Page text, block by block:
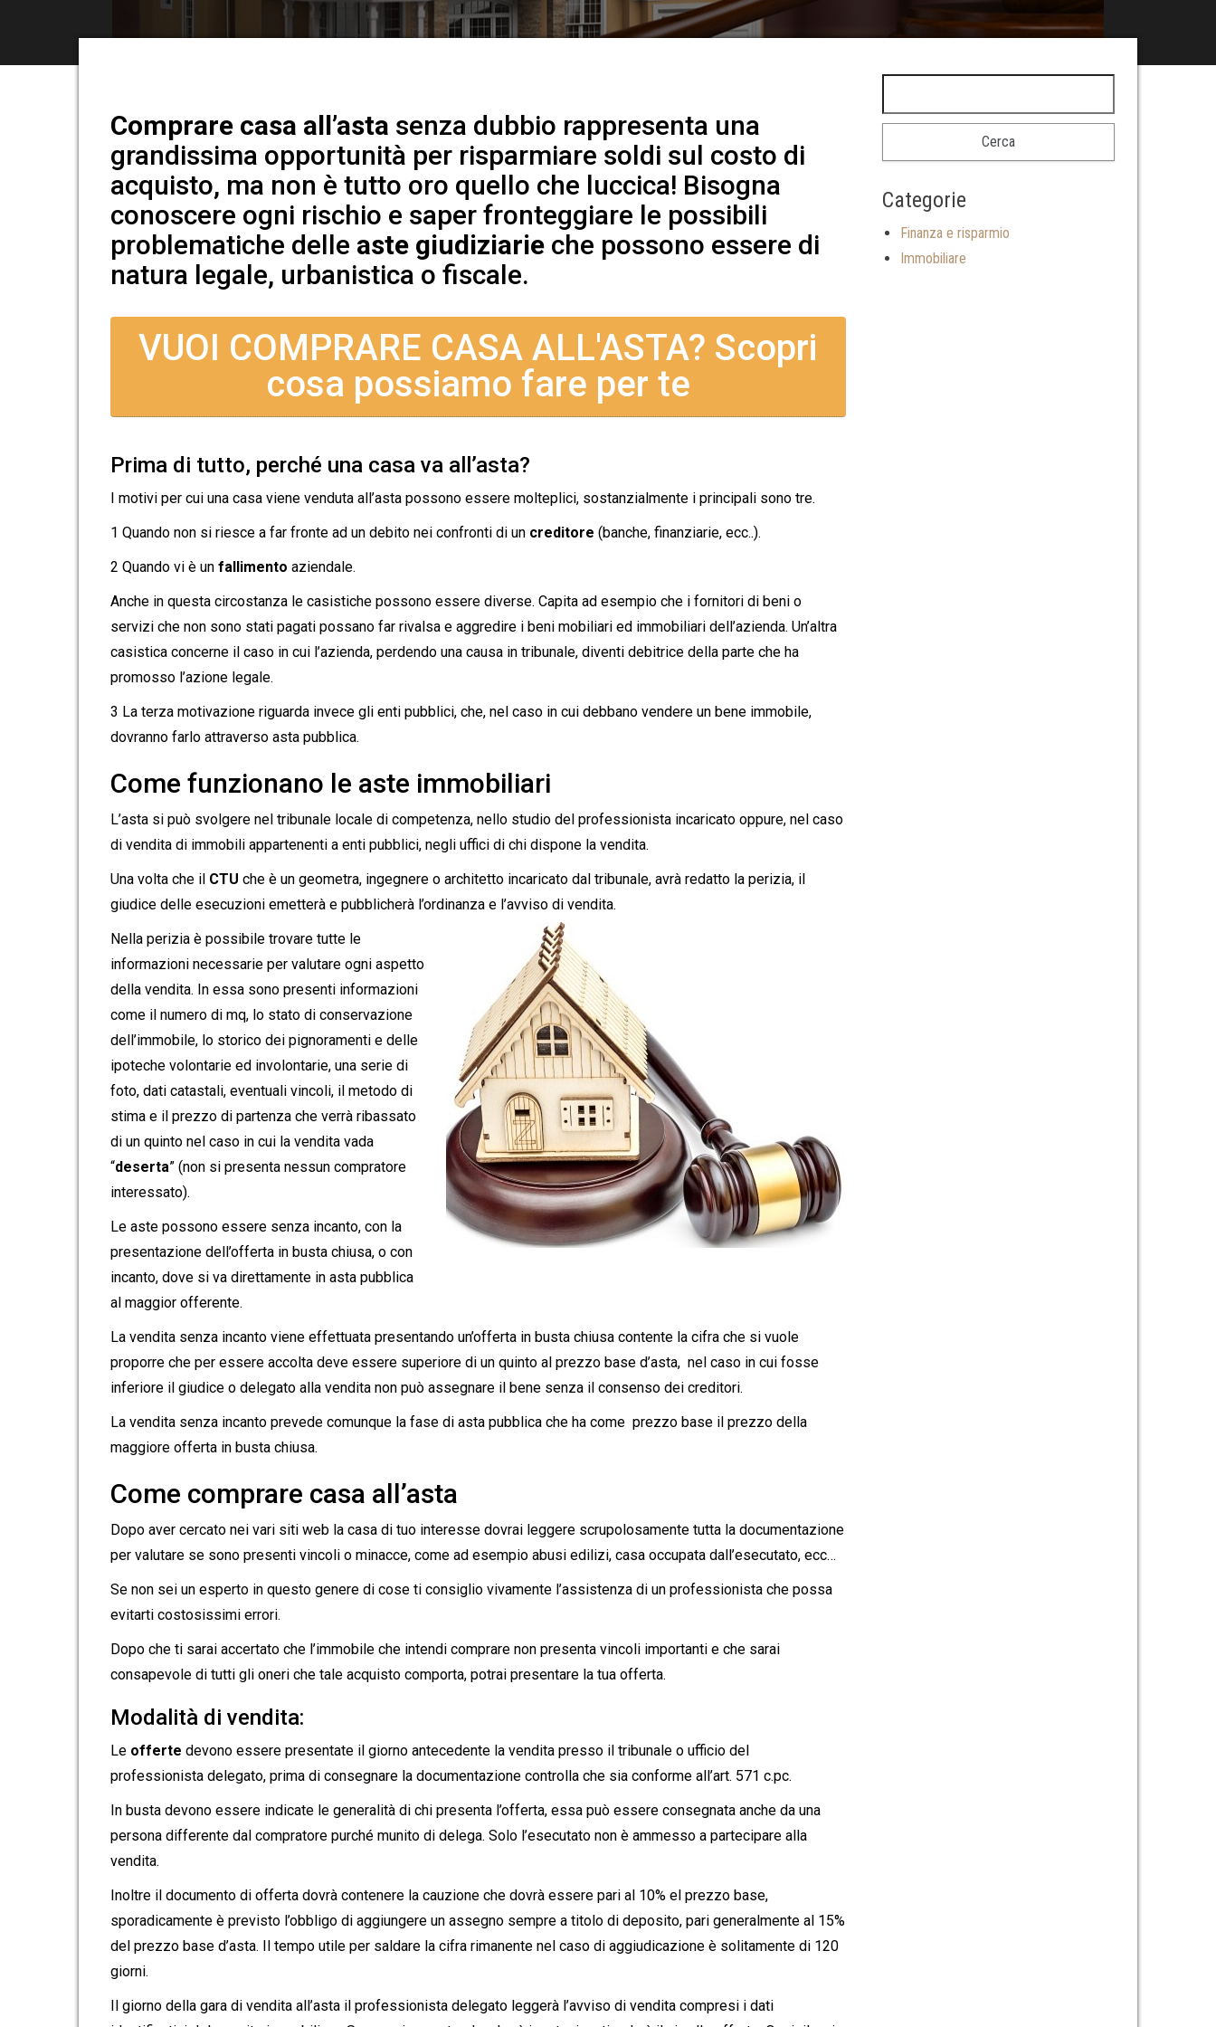
Comprare casa all’asta senza dubbio rappresenta una
grandissima opportunità per risparmiare soldi sul costo di
acquisto, ma non è tutto oro quello che luccica! Bisogna
conoscere ogni rischio e saper fronteggiare le possibili
problematiche delle aste giudiziarie che possono essere di
natura legale, urbanistica o fiscale.
VUOI COMPRARE CASA ALL'ASTA? Scopri
cosa possiamo fare per te
Prima di tutto, perché una casa va all’asta?
I motivi per cui una casa viene venduta all’asta possono essere molteplici, sostanzialmente i principali sono tre.
1 Quando non si riesce a far fronte ad un debito nei confronti di un creditore (banche, finanziarie, ecc..).
2 Quando vi è un fallimento aziendale.
Anche in questa circostanza le casistiche possono essere diverse. Capita ad esempio che i fornitori di beni o
servizi che non sono stati pagati possano far rivalsa e aggredire i beni mobiliari ed immobiliari dell’azienda. Un’altra
casistica concerne il caso in cui l’azienda, perdendo una causa in tribunale, diventi debitrice della parte che ha
promosso l’azione legale.
3 La terza motivazione riguarda invece gli enti pubblici, che, nel caso in cui debbano vendere un bene immobile,
dovranno farlo attraverso asta pubblica.
Come funzionano le aste immobiliari
L’asta si può svolgere nel tribunale locale di competenza, nello studio del professionista incaricato oppure, nel caso
di vendita di immobili appartenenti a enti pubblici, negli uffici di chi dispone la vendita.
Una volta che il CTU che è un geometra, ingegnere o architetto incaricato dal tribunale, avrà redatto la perizia, il
giudice delle esecuzioni emetterà e pubblicherà l’ordinanza e l’avviso di vendita.
Nella perizia è possibile trovare tutte le
informazioni necessarie per valutare ogni aspetto
della vendita. In essa sono presenti informazioni
come il numero di mq, lo stato di conservazione
dell’immobile, lo storico dei pignoramenti e delle
ipoteche volontarie ed involontarie, una serie di
foto, dati catastali, eventuali vincoli, il metodo di
stima e il prezzo di partenza che verrà ribassato
di un quinto nel caso in cui la vendita vada
“deserta” (non si presenta nessun compratore
interessato).
Le aste possono essere senza incanto, con la
presentazione dell’offerta in busta chiusa, o con
incanto, dove si va direttamente in asta pubblica
al maggior offerente.
La vendita senza incanto viene effettuata presentando un’offerta in busta chiusa contente la cifra che si vuole
proporre che per essere accolta deve essere superiore di un quinto al prezzo base d’asta, nel caso in cui fosse
inferiore il giudice o delegato alla vendita non può assegnare il bene senza il consenso dei creditori.
La vendita senza incanto prevede comunque la fase di asta pubblica che ha come prezzo base il prezzo della
maggiore offerta in busta chiusa.
Come comprare casa all’asta
Dopo aver cercato nei vari siti web la casa di tuo interesse dovrai leggere scrupolosamente tutta la documentazione
per valutare se sono presenti vincoli o minacce, come ad esempio abusi edilizi, casa occupata dall’esecutato, ecc…
Se non sei un esperto in questo genere di cose ti consiglio vivamente l’assistenza di un professionista che possa
evitarti costosissimi errori.
Dopo che ti sarai accertato che l’immobile che intendi comprare non presenta vincoli importanti e che sarai
consapevole di tutti gli oneri che tale acquisto comporta, potrai presentare la tua offerta.
Modalità di vendita:
Le offerte devono essere presentate il giorno antecedente la vendita presso il tribunale o ufficio del
professionista delegato, prima di consegnare la documentazione controlla che sia conforme all’art. 571 c.pc.
In busta devono essere indicate le generalità di chi presenta l’offerta, essa può essere consegnata anche da una
persona differente dal compratore purché munito di delega. Solo l’esecutato non è ammesso a partecipare alla
vendita.
Inoltre il documento di offerta dovrà contenere la cauzione che dovrà essere pari al 10% el prezzo base,
sporadicamente è previsto l’obbligo di aggiungere un assegno sempre a titolo di deposito, pari generalmente al 15%
del prezzo base d’asta. Il tempo utile per saldare la cifra rimanente nel caso di aggiudicazione è solitamente di 120
giorni.
Il giorno della gara di vendita all’asta il professionista delegato leggerà l’avviso di vendita compresi i dati
Categorie
Finanza e risparmio
Immobiliare